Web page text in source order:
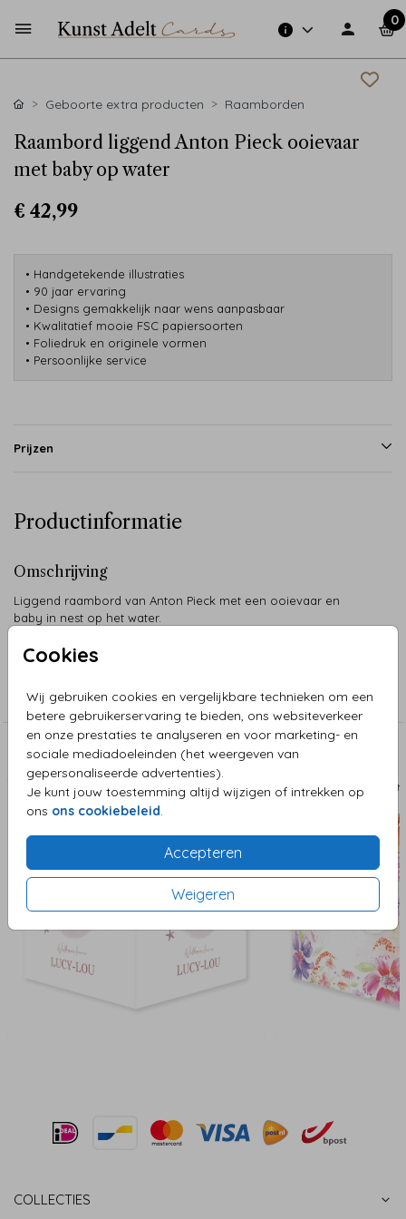
0
Cookies
Wij gebruiken cookies en vergelijkbare technieken om een
betere gebruikerservaring te bieden, ons websiteverkeer
en onze prestaties te analyseren en voor marketing- en
sociale mediadoeleinden (het weergeven van
gepersonaliseerde advertenties).
Je kunt jouw toestemming altijd wijzigen of intrekken op
ons ons cookiebeleid.
Accepteren
Weigeren
Geboorte extra producten Raamborden
Raambord liggend Anton Pieck ooievaar
met baby op water
€ 42,99
• Handgetekende illustraties
• 90 jaar ervaring
• Designs gemakkelijk naar wens aanpasbaar
• Kwalitatief mooie FSC papiersoorten
• Foliedruk en originele vormen
• Persoonlijke service
Prijzen
Productinformatie
Omschrijving
Liggend raambord van Anton Pieck met een ooievaar en
baby in nest op het water.
Raamborden
Aanbevolen
RAAMBORD
COLLECTIES